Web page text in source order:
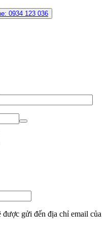
0934 123 036
gửi đến địa chỉ email của